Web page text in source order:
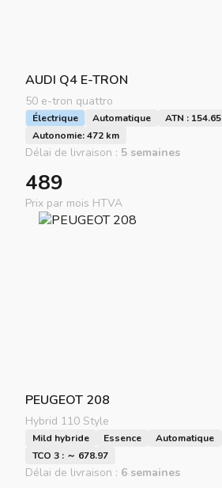
AUDI Q4 E-TRON
50 e-tron quattro
Électrique Automatique ATN : 154.65
Autonomie: 472 km
Délai de livraison : 5 semaines
489
Prix par mois HTVA
PEUGEOT 208
Hybrid 110 Style
Mild hybride Essence Automatique
TCO 3 : ～ 678.97
Délai de livraison : 6 semaines